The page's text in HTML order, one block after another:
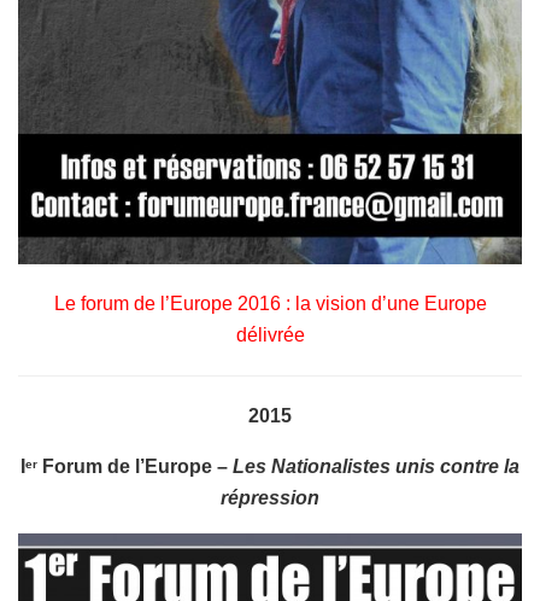
Le forum de l’Europe 2016 : la vision d’une Europe
délivrée
2015
er Forum de l’Europe – Les Nationalistes unis contre la
répression